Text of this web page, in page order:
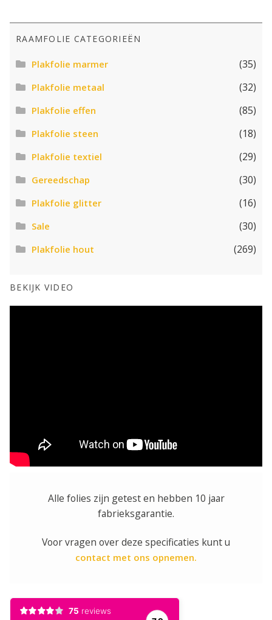
RAAMFOLIE CATEGORIEËN
Plakfolie marmer (35)
Plakfolie metaal (32)
Plakfolie effen (85)
Plakfolie steen (18)
Plakfolie textiel (29)
Gereedschap (30)
Plakfolie glitter (16)
Sale (30)
Plakfolie hout (269)
BEKIJK VIDEO
Alle folies zijn getest en hebben 10 jaar
fabrieksgarantie.
Voor vragen over deze specificaties kunt u
contact met ons opnemen.